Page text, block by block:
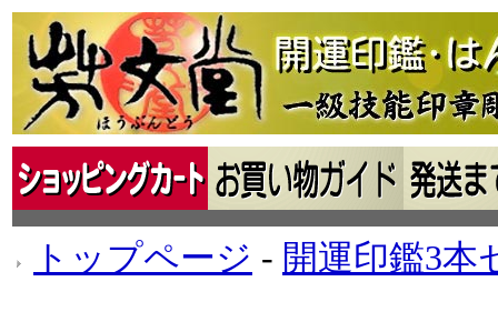
トップページ ‐ 開運印鑑3本